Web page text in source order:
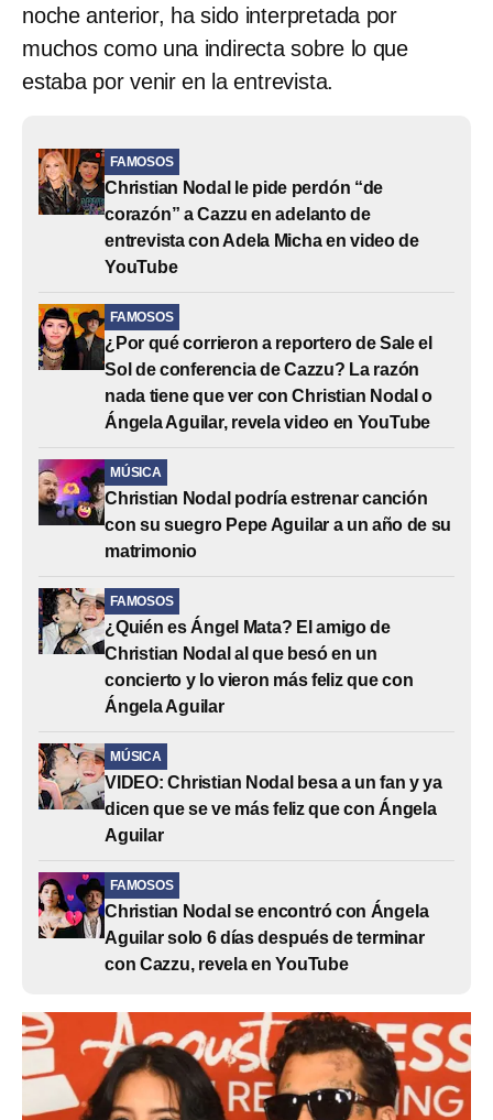
noche anterior, ha sido interpretada por
muchos como una indirecta sobre lo que
estaba por venir en la entrevista.
FAMOSOS
Christian Nodal le pide perdón “de
corazón” a Cazzu en adelanto de
entrevista con Adela Micha en video de
YouTube
FAMOSOS
¿Por qué corrieron a reportero de Sale el
Sol de conferencia de Cazzu? La razón
nada tiene que ver con Christian Nodal o
Ángela Aguilar, revela video en YouTube
MÚSICA
Christian Nodal podría estrenar canción
con su suegro Pepe Aguilar a un año de su
matrimonio
FAMOSOS
¿Quién es Ángel Mata? El amigo de
Christian Nodal al que besó en un
concierto y lo vieron más feliz que con
Ángela Aguilar
MÚSICA
VIDEO: Christian Nodal besa a un fan y ya
dicen que se ve más feliz que con Ángela
Aguilar
FAMOSOS
Christian Nodal se encontró con Ángela
Aguilar solo 6 días después de terminar
con Cazzu, revela en YouTube